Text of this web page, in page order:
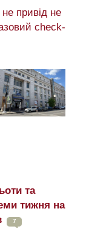
привід не
check-
та
тижня на
7